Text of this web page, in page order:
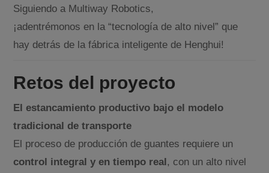
Siguiendo a Multiway Robotics,
¡adentrémonos en la “tecnología de alto nivel” que
hay detrás de la fábrica inteligente de Henghui!
Retos del proyecto
El estancamiento productivo bajo el modelo
tradicional de transporte
El proceso de producción de guantes requiere un
control integral y en tiempo real, con un alto nivel